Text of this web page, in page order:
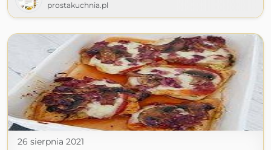
prostakuchnia.pl
26 sierpnia 2021